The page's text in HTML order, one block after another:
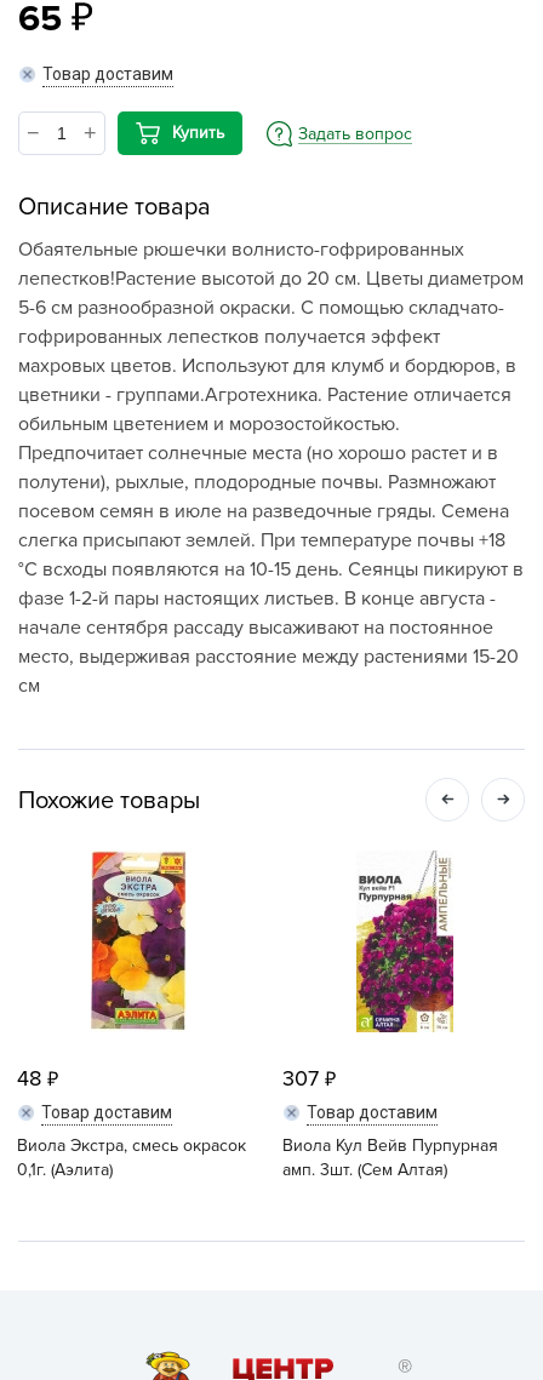
65
Товар доставим
Купить Задать вопрос
Описание товара
Обаятельные рюшечки волнисто-гофрированных
лепестков!Растение высотой до 20 см. Цветы диаметром
5-6 см разнообразной окраски. С помощью складчато-
гофрированных лепестков получается эффект
махровых цветов. Используют для клумб и бордюров, в
цветники - группами.Агротехника. Растение отличается
обильным цветением и морозостойкостью.
Предпочитает солнечные места (но хорошо растет и в
полутени), рыхлые, плодородные почвы. Размножают
посевом семян в июле на разведочные гряды. Семена
слегка присыпают землей. При температуре почвы +18
°С всходы появляются на 10-15 день. Сеянцы пикируют в
фазе 1-2-й пары настоящих листьев. В конце августа -
начале сентября рассаду высаживают на постоянное
место, выдерживая расстояние между растениями 15-20
см
Похожие товары
48
Товар доставим
Виола Экстра, смесь окрасок
0,1г. (Аэлита)
307
Товар доставим
Виола Кул Вейв Пурпурная
амп. 3шт. (Сем Алтая)